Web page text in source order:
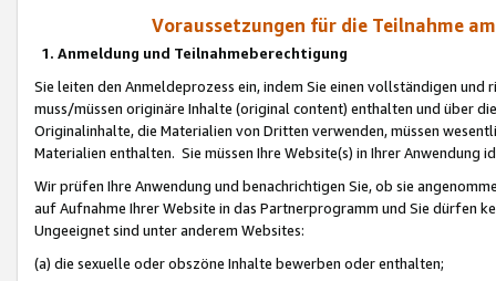
Voraussetzungen für die Teilnahme
1. Anmeldung und Teilnahmeberechtigung
Sie leiten den Anmeldeprozess ein, indem Sie einen vollständigen
muss/müssen originäre Inhalte (original content) enthalten und über
Originalinhalte, die Materialien von Dritten verwenden, müssen
Materialien enthalten. Sie müssen Ihre Website(s) in Ihrer Anwendung
Wir prüfen Ihre Anwendung und benachrichtigen Sie, ob sie
auf Aufnahme Ihrer Website in das Partnerprogramm und Sie dürfen
Ungeeignet sind unter anderem Websites:
(a) die sexuelle oder obszöne Inhalte bewerben oder enthalten;